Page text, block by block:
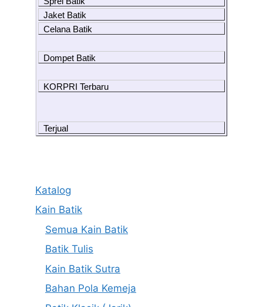
Jaket Batik
Celana Batik
Dompet Batik
KORPRI Terbaru
Terjual
Katalog
Kain Batik
Semua Kain Batik
Batik Tulis
Kain Batik Sutra
Bahan Pola Kemeja